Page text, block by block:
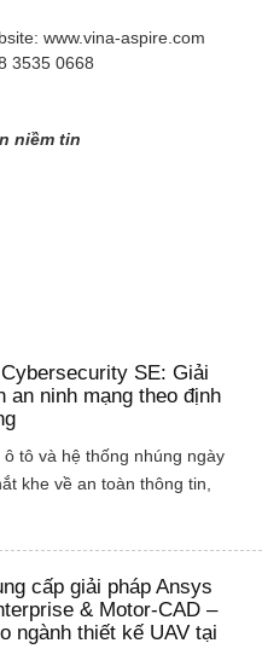
www.vina-aspire.com
3535 0668
niềm tin
SE: Giải
an ninh mạng theo định
tô và hệ thống nhúng ngày
khe về an toàn thông tin,
cấp giải pháp Ansys
& Motor-CAD –
ngành thiết kế UAV tại